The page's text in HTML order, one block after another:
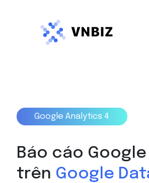
Google Analytics 4
Báo cáo
trên Google